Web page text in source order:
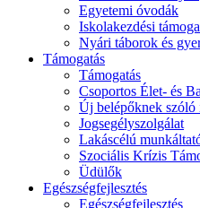
Egyetemi óvodák
Iskolakezdési
Nyári táborok és
Támogatás
Támogatás
Csoportos Élet- és
Új belépőknek
Jogsegélyszolgálat
Lakáscélú
Szociális Krízis
Üdülők
Egészségfejlesztés
Egészségfejlesztés